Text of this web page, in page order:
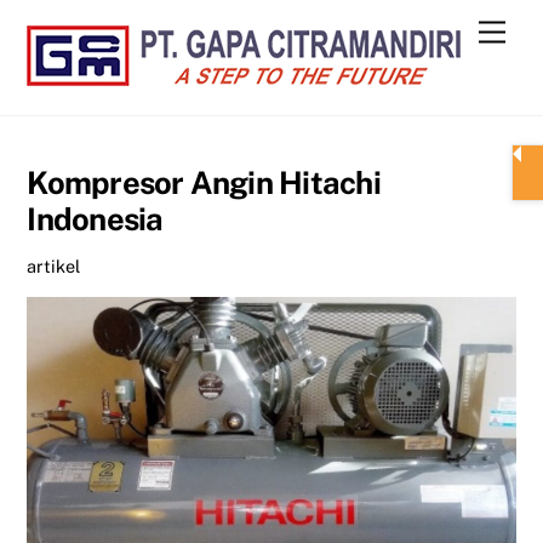
content
Kompresor Angin Hitachi
Indonesia
artikel